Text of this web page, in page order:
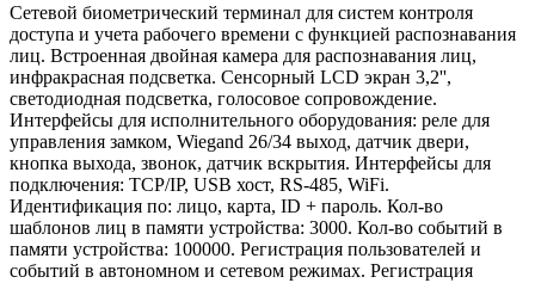
Сетевой биометрический терминал для систем контроля
доступа и учета рабочего времени с функцией распознавания
лиц. Встроенная двойная камера для распознавания лиц,
инфракрасная подсветка. Сенсорный LCD экран 3,2'',
светодиодная подсветка, голосовое сопровождение.
Интерфейсы для исполнительного оборудования: реле для
управления замком, Wiegand 26/34 выход, датчик двери,
кнопка выхода, звонок, датчик вскрытия. Интерфейсы для
подключения: TCP/IP, USB хост, RS-485, WiFi.
Идентификация по: лицо, карта, ID + пароль. Кол-во
шаблонов лиц в памяти устройства: 3000. Кол-во событий в
памяти устройства: 100000. Регистрация пользователей и
событий в автономном и сетевом режимах. Регистрация